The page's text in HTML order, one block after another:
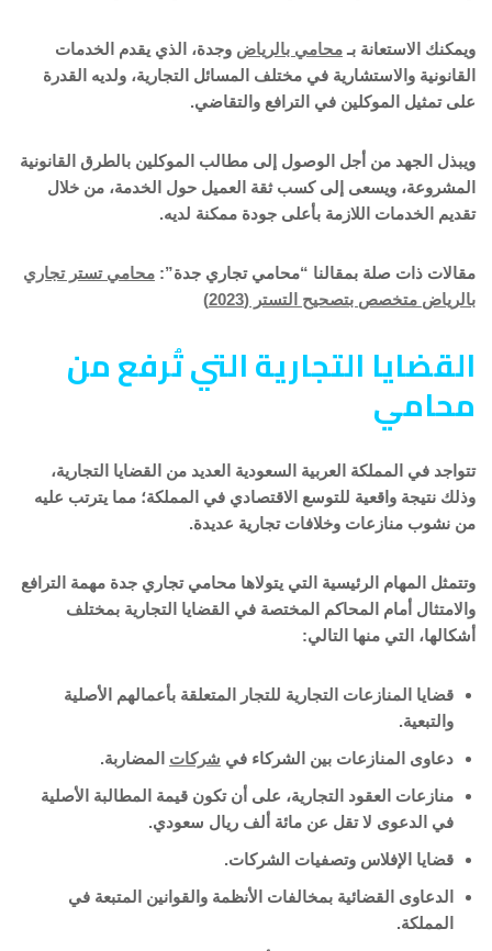
ويمكنك الاستعانة بـ محامي بالرياض وجدة، الذي يقدم الخدمات
القانونية والاستشارية في مختلف المسائل التجارية، ولديه القدرة
على تمثيل الموكلين في الترافع والتقاضي.
ويبذل الجهد من أجل الوصول إلى مطالب الموكلين بالطرق القانونية
المشروعة، ويسعى إلى كسب ثقة العميل حول الخدمة، من خلال
تقديم الخدمات اللازمة بأعلى جودة ممكنة لديه.
مقالات ذات صلة بمقالنا “محامي تجاري جدة”: محامي تستر تجاري
بالرياض متخصص بتصحيح التستر (2023)
القضايا التجارية التي تُرفع من
محامي
تتواجد في المملكة العربية السعودية العديد من القضايا التجارية،
وذلك نتيجة واقعية للتوسع الاقتصادي في المملكة؛ مما يترتب عليه
من نشوب منازعات وخلافات تجارية عديدة.
وتتمثل المهام الرئيسية التي يتولاها محامي تجاري جدة مهمة الترافع
والامتثال أمام المحاكم المختصة في القضايا التجارية بمختلف
أشكالها، التي منها التالي:
قضايا المنازعات التجارية للتجار المتعلقة بأعمالهم الأصلية
والتبعية.
دعاوى المنازعات بين الشركاء في شركات المضاربة.
منازعات العقود التجارية، على أن تكون قيمة المطالبة الأصلية
في الدعوى لا تقل عن مائة ألف ريال سعودي.
قضايا الإفلاس وتصفيات الشركات.
الدعاوى القضائية بمخالفات الأنظمة والقوانين المتبعة في
المملكة.